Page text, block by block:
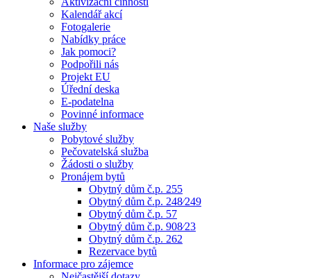
Kalendář akcí
Fotogalerie
Nabídky práce
Jak pomoci?
Podpořili nás
Projekt EU
Úřední deska
E-podatelna
Povinné informace
Naše služby
Pobytové služby
Pečovatelská služba
Žádosti o služby
Pronájem bytů
Obytný dům č.p. 255
Obytný dům č.p. 248⁄249
Obytný dům č.p. 57
Obytný dům č.p. 908⁄23
Obytný dům č.p. 262
Rezervace bytů
Informace pro zájemce